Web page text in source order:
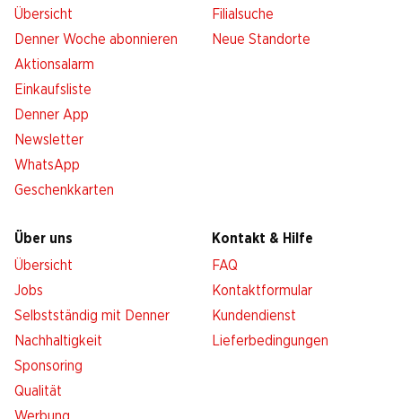
Übersicht
Denner Woche abonnieren
Aktionsalarm
Einkaufsliste
Denner App
Newsletter
WhatsApp
Geschenkkarten
Filialsuche
Neue Standorte
Über uns
Übersicht
Jobs
Selbstständig mit Denner
Nachhaltigkeit
Sponsoring
Qualität
Kontakt & Hilfe
FAQ
Kontaktformular
Kundendienst
Lieferbedingungen